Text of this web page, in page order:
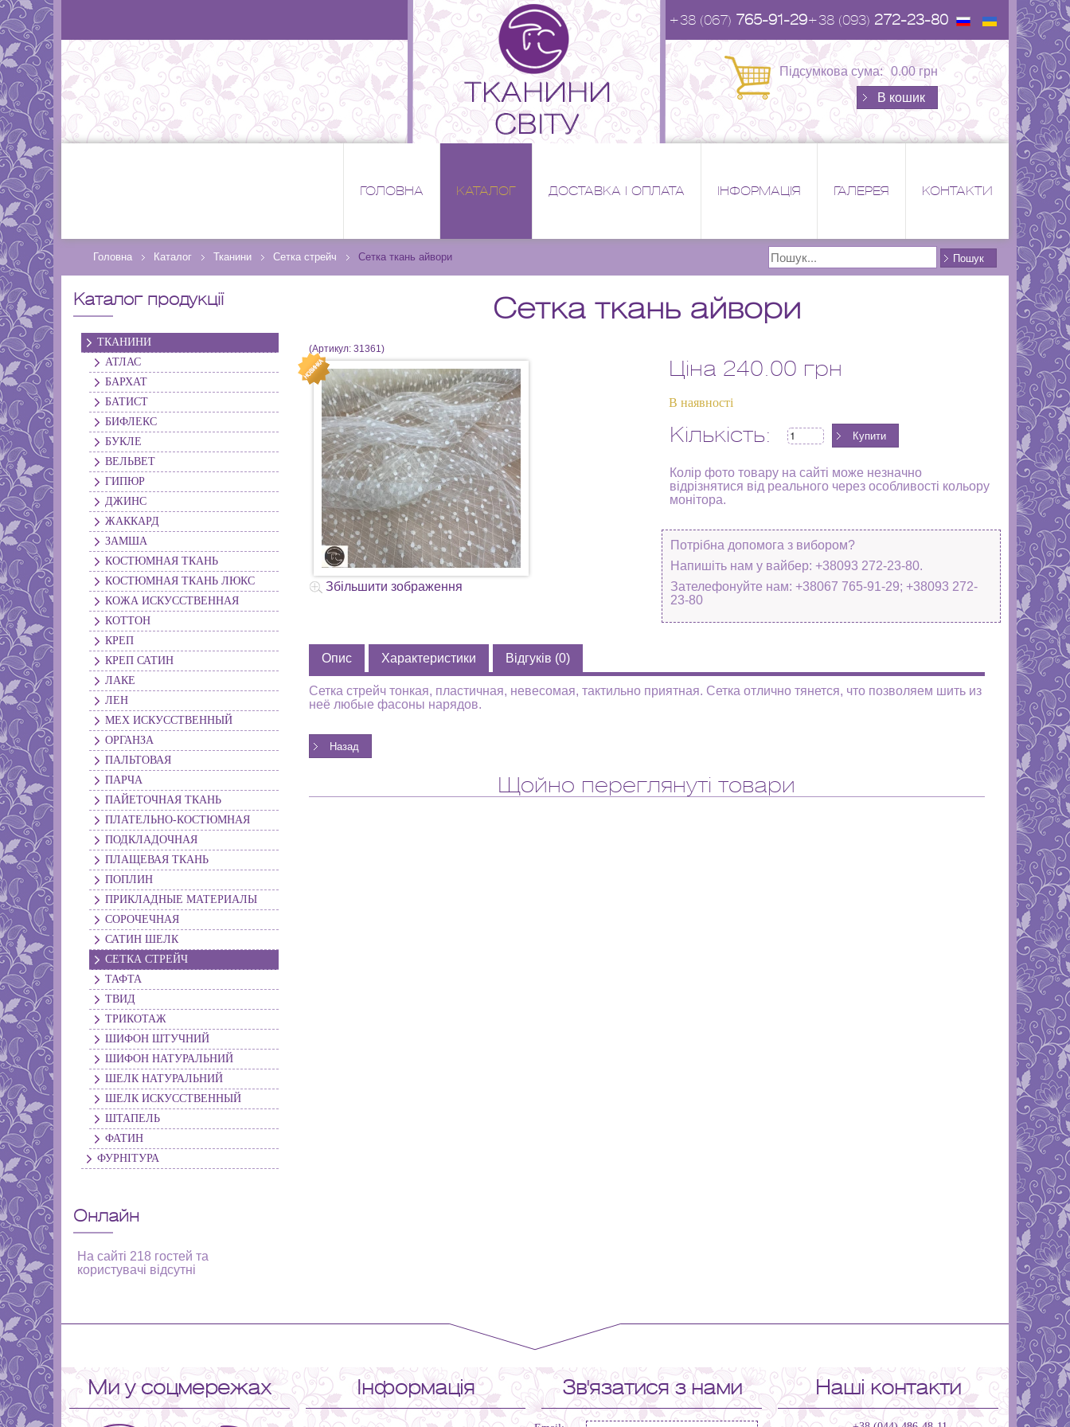
+38 (067) 765-91-29+38 (093) 272-23-80
Підсумкова сума: 0.00 грн
В кошик
ГОЛОВНА КАТАЛОГ ДОСТАВКА І ОПЛАТА ІНФОРМАЦІЯ ГАЛЕРЕЯ КОНТАКТИ
Головна Каталог Тканини Сетка стрейч Сетка ткань айвори
Поиск
Пошук
Каталог продукції
ТКАНИНИ
АТЛАС
БАРХАТ
БАТИСТ
БИФЛЕКС
БУКЛЕ
ВЕЛЬВЕТ
ГИПЮР
ДЖИНС
ЖАККАРД
ЗАМША
КОСТЮМНАЯ ТКАНЬ
КОСТЮМНАЯ ТКАНЬ ЛЮКС
КОЖА ИСКУССТВЕННАЯ
КОТТОН
КРЕП
КРЕП САТИН
ЛАКЕ
ЛЕН
МЕХ ИСКУССТВЕННЫЙ
ОРГАНЗА
ПАЛЬТОВАЯ
ПАРЧА
ПАЙЕТОЧНАЯ ТКАНЬ
ПЛАТЕЛЬНО-КОСТЮМНАЯ
ПОДКЛАДОЧНАЯ
ПЛАЩЕВАЯ ТКАНЬ
ПОПЛИН
ПРИКЛАДНЫЕ МАТЕРИАЛЫ
СОРОЧЕЧНАЯ
САТИН ШЕЛК
СЕТКА СТРЕЙЧ
ТАФТА
ТВИД
ТРИКОТАЖ
ШИФОН ШТУЧНИЙ
ШИФОН НАТУРАЛЬНИЙ
ШЕЛК НАТУРАЛЬНИЙ
ШЕЛК ИСКУССТВЕННЫЙ
ШТАПЕЛЬ
ФАТИН
ФУРНІТУРА
Онлайн
На сайті 218 гостей та
користувачі відсутні
Сетка ткань айвори
(Артикул:31361)
Збільшити зображення
Ціна 240.00 грн
В наявності
Кількість:
Колір фото товару на сайті може незначно
відрізнятися від реального через особливості кольору
монітора.
Потрібна допомога з вибором?
Напишіть нам у вайбер: +38093 272-23-80.
Зателефонуйте нам: +38067 765-91-29; +38093 272-
23-80
Опис Характеристики Відгуків (0)
Сетка стрейч тонкая, пластичная, невесомая, тактильно приятная. Сетка отлично тянется, что позволяем шить из
неё любые фасоны нарядов.
Щойно переглянуті товари
Ми у соцмережах Інформація Зв'язатися з нами Наші контакти